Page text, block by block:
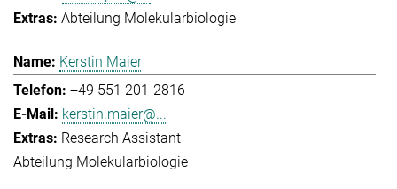
Abteilung Molekularbiologie
Kerstin Maier
+49 551 201-2816
kerstin.maier@...
Research Assistant
Abteilung Molekularbiologie